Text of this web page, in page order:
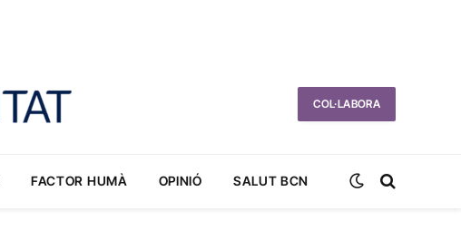
COL·LABORA
FACTOR HUMÀ OPINIÓ SALUT BCN